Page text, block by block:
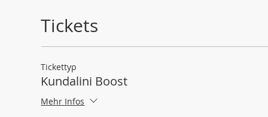
Tickets
Tickettyp
Kundalini Boost
Mehr Infos